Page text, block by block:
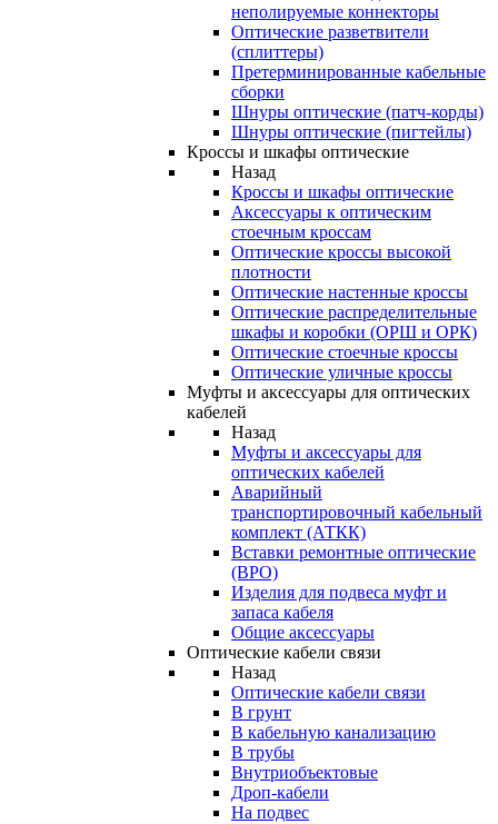
неполируемые коннекторы
Оптические разветвители
(сплиттеры)
Претерминированные кабельные
сборки
Шнуры оптические (патч-корды)
Шнуры оптические (пигтейлы)
Кроссы и шкафы оптические
Назад
Кроссы и шкафы оптические
Аксессуары к оптическим
стоечным кроссам
Оптические кроссы высокой
плотности
Оптические настенные кроссы
Оптические распределительные
шкафы и коробки (ОРШ и ОРК)
Оптические стоечные кроссы
Оптические уличные кроссы
Муфты и аксессуары для оптических
кабелей
Назад
Муфты и аксессуары для
оптических кабелей
Аварийный
транспортировочный кабельный
комплект (АТКК)
Вставки ремонтные оптические
(ВРО)
Изделия для подвеса муфт и
запаса кабеля
Общие аксессуары
Оптические кабели связи
Назад
Оптические кабели связи
В грунт
В кабельную канализацию
В трубы
Внутриобъектовые
Дроп-кабели
На подвес